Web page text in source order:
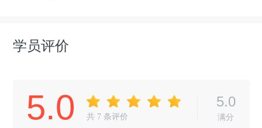
学员评价
5.0 共 7 条评价
5.0
满分